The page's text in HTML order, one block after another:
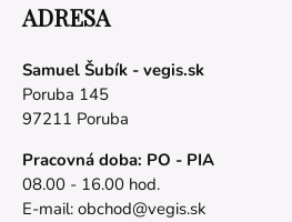
ADRESA
Samuel Šubík - vegis.sk
Poruba 145
97211 Poruba
Pracovná doba: PO - PIA
08.00 - 16.00 hod.
E-mail: obchod@vegis.sk